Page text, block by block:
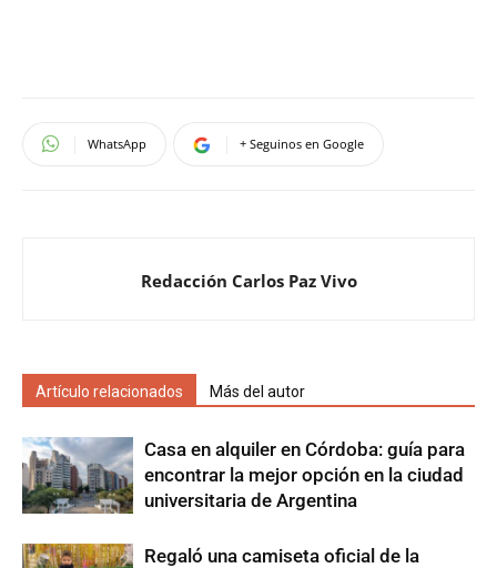
WhatsApp + Seguinos en Google
Redacción Carlos Paz Vivo
Artículo relacionados Más del autor
Casa en alquiler en Córdoba: guía para
encontrar la mejor opción en la ciudad
universitaria de Argentina
Regaló una camiseta oficial de la